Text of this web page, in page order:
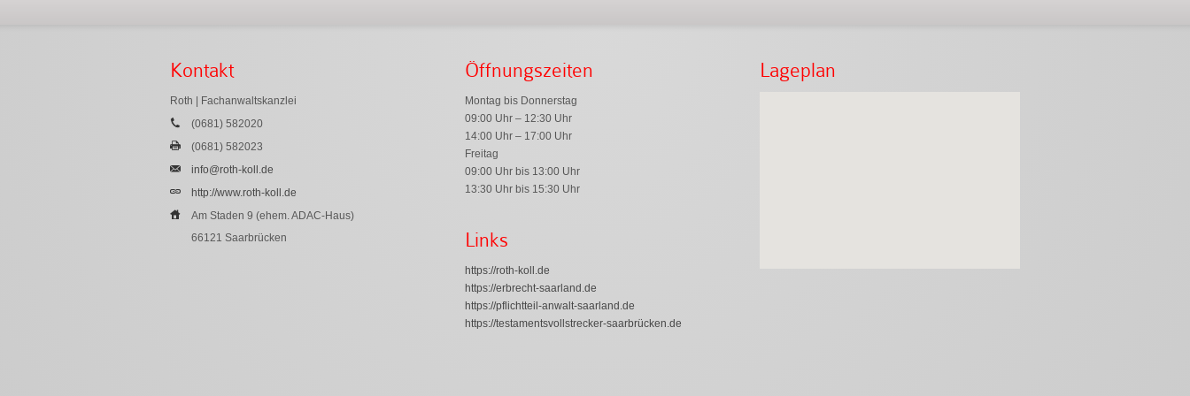
Kontakt
Roth | Fachanwaltskanzlei
(0681) 582020
(0681) 582023
info@roth-koll.de
http://www.roth-koll.de
Am Staden 9 (ehem. ADAC-Haus)
66121 Saarbrücken
Öffnungszeiten
Montag bis Donnerstag
09:00 Uhr – 12:30 Uhr
14:00 Uhr – 17:00 Uhr
Freitag
09:00 Uhr bis 13:00 Uhr
13:30 Uhr bis 15:30 Uhr
Links
https://roth-koll.de
https://erbrecht-saarland.de
https://pflichtteil-anwalt-saarland.de
https://testamentsvollstrecker-saarbrücken.de
Lageplan